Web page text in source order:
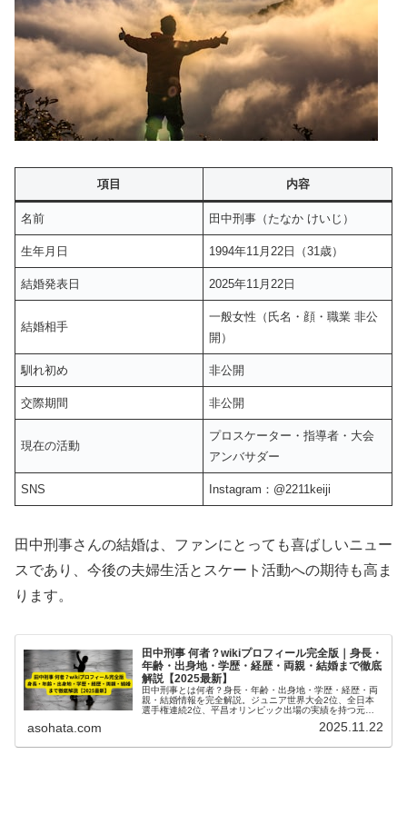
項目 内容
名前 田中刑事（たなか けいじ）
生年月日 1994年11月22日（31歳）
結婚発表日 2025年11月22日
結婚相手
一般女性（氏名・顔・職業 非公
開）
馴れ初め 非公開
交際期間 非公開
現在の活動
プロスケーター・指導者・大会
アンバサダー
SNS Instagram：@2211keiji
田中刑事さんの結婚は、ファンにとっても喜ばしいニュー
スであり、今後の夫婦生活とスケート活動への期待も高ま
ります。
田中刑事 何者？wikiプロフィール完全版｜身長・
年齢・出身地・学歴・経歴・両親・結婚まで徹底
解説【2025最新】
田中刑事とは何者？身長・年齢・出身地・学歴・経歴・両
親・結婚情報を完全解説。ジュニア世界大会2位、全日本
選手権連続2位、平昌オリンピック出場の実績を持つ元プ
asohata.com 2025.11.22